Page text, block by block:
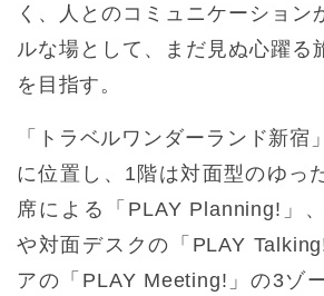
く、人とのコミュニケーション
ルな場として、まだ見ぬ心躍る
を目指す。
「トラベルワンダーランド新宿
に位置し、1階は対面型のゆっ
席による「PLAY Planning!」
や対面デスクの「PLAY
アの「PLAY Meeting!」の3ゾ